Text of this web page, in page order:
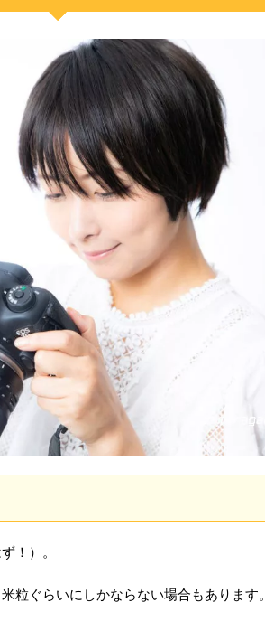
！）。
粒ぐらいにしかならない場合もあります。